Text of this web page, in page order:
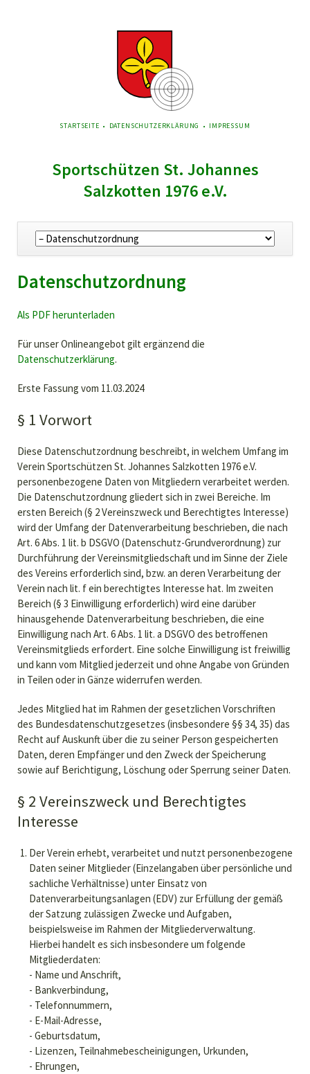
NAVIGATION
STARTSEITE DATENSCHUTZERKLÄRUNG IMPRESSUM
Sportschützen St. Johannes
Salzkotten 1976 e.V.
Navigation
überspringen
Datenschutzordnung
Als PDF herunterladen
Für unser Onlineangebot gilt ergänzend die
Datenschutzerklärung.
Erste Fassung vom 11.03.2024
§ 1 Vorwort
Diese Datenschutzordnung beschreibt, in welchem Umfang im
Verein Sportschützen St. Johannes Salzkotten 1976 e.V.
personenbezogene Daten von Mitgliedern verarbeitet werden.
Die Datenschutzordnung gliedert sich in zwei Bereiche. Im
ersten Bereich (§ 2 Vereinszweck und Berechtigtes Interesse)
wird der Umfang der Datenverarbeitung beschrieben, die nach
Art. 6 Abs. 1 lit. b DSGVO (Datenschutz-Grundverordnung) zur
Durchführung der Vereinsmitgliedschaft und im Sinne der Ziele
des Vereins erforderlich sind, bzw. an deren Verarbeitung der
Verein nach lit. f ein berechtigtes Interesse hat. Im zweiten
Bereich (§ 3 Einwilligung erforderlich) wird eine darüber
hinausgehende Datenverarbeitung beschrieben, die eine
Einwilligung nach Art. 6 Abs. 1 lit. a DSGVO des betroffenen
Vereinsmitglieds erfordert. Eine solche Einwilligung ist freiwillig
und kann vom Mitglied jederzeit und ohne Angabe von Gründen
in Teilen oder in Gänze widerrufen werden.
Jedes Mitglied hat im Rahmen der gesetzlichen Vorschriften
des Bundesdatenschutzgesetzes (insbesondere §§ 34, 35) das
Recht auf Auskunft über die zu seiner Person gespeicherten
Daten, deren Empfänger und den Zweck der Speicherung
sowie auf Berichtigung, Löschung oder Sperrung seiner Daten.
§ 2 Vereinszweck und Berechtigtes
Interesse
Der Verein erhebt, verarbeitet und nutzt personenbezogene
Daten seiner Mitglieder (Einzelangaben über persönliche und
sachliche Verhältnisse) unter Einsatz von
Datenverarbeitungsanlagen (EDV) zur Erfüllung der gemäß
der Satzung zulässigen Zwecke und Aufgaben,
beispielsweise im Rahmen der Mitgliederverwaltung.
Hierbei handelt es sich insbesondere um folgende
Mitgliederdaten:
- Name und Anschrift,
- Bankverbindung,
- Telefonnummern,
- E-Mail-Adresse,
- Geburtsdatum,
- Lizenzen, Teilnahmebescheinigungen, Urkunden,
- Ehrungen,